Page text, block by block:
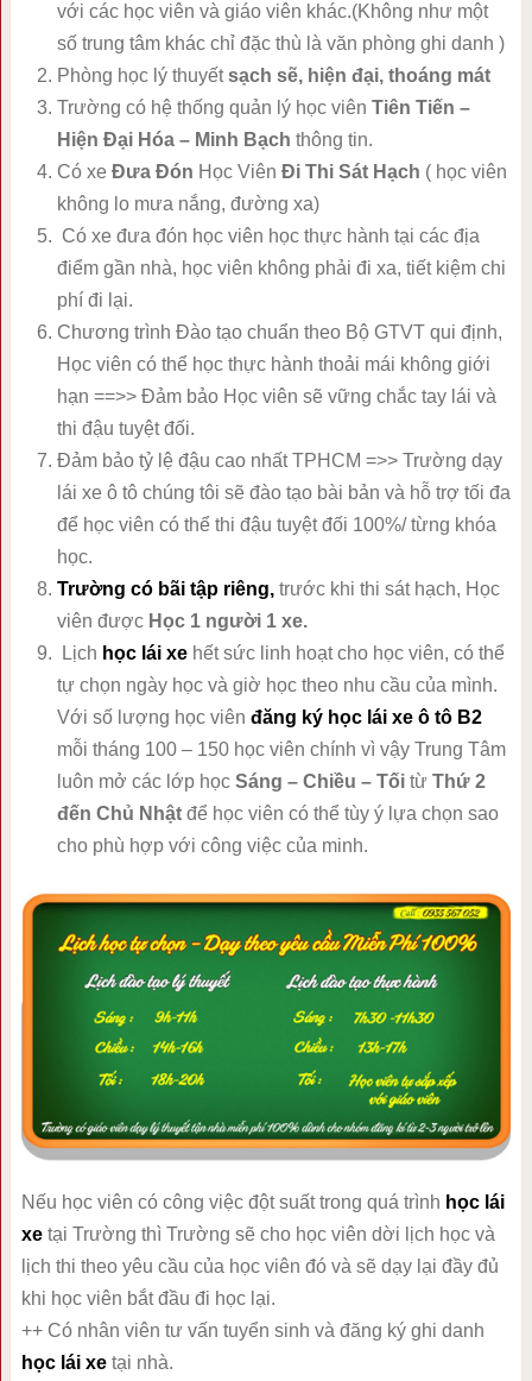
với các học viên và giáo viên khác.(Không như một
số trung tâm khác chỉ đặc thù là văn phòng ghi danh )
Phòng học lý thuyếtsạch sẽ, hiện đại, thoáng mát
Trường có hệ thống quản lý học viên Tiên Tiến –
Hiện Đại Hóa – Minh Bạch thông tin.
Có xe Đưa Đón Học Viên Đi Thi Sát Hạch ( học viên
không lo mưa nắng, đường xa)
Có xe đưa đón học viên học thực hành tại các địa
điểm gần nhà, học viên không phải đi xa, tiết kiệm chi
phí đi lại.
Chương trình Đào tạo chuẩn theo Bộ GTVT qui định,
Học viên có thể học thực hành thoải mái không giới
hạn ==>> Đảm bảo Học viên sẽ vững chắc tay lái và
thi đậu tuyệt đối.
Đảm bảo tỷ lệ đậu cao nhất TPHCM =>> Trường dạy
lái xe ô tô chúng tôi sẽ đào tạo bài bản và hỗ trợ tối đa
để học viên có thể thi đậu tuyệt đối 100%/ từng khóa
học.
Trường có bãi tập riêng,trước khi thi sát hạch, Học
viên được Học 1 người 1 xe.
Lịch học lái xehết sức linh hoạt cho học viên, có thể
tự chọn ngày học và giờ học theo nhu cầu của mình.
Với số lượng học viên đăng ký học lái xe ô tô B2
mỗi tháng 100 – 150 học viên chính vì vậy Trung Tâm
luôn mở các lớp học Sáng – Chiều – Tốitừ Thứ 2
đến Chủ Nhậtđể học viên có thể tùy ý lựa chọn sao
cho phù hợp với công việc của minh.
Nếu học viên có công việc đột suất trong quá trình học lái
xetại Trường thì Trường sẽ cho học viên dời lịch học và
lịch thi theo yêu cầu của học viên đó và sẽ dạy lại đầy đủ
khi học viên bắt đầu đi học lại.
++ Có nhân viên tư vấn tuyển sinh và đăng ký ghi danh
học lái xetại nhà.